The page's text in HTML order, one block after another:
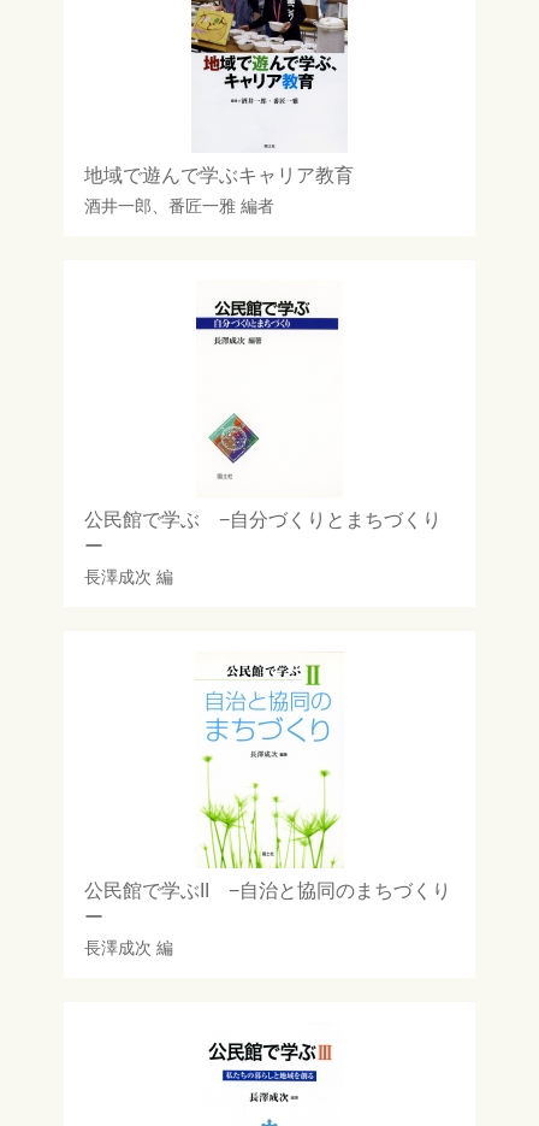
地域で遊んで学ぶキャリア教育
酒井一郎 番匠一雅編者
公民館で学ぶ −自分づくりとまちづくり
ー
長澤成次 編
公民館で学ぶII −自治と協同のまちづくり
ー
長澤成次 編